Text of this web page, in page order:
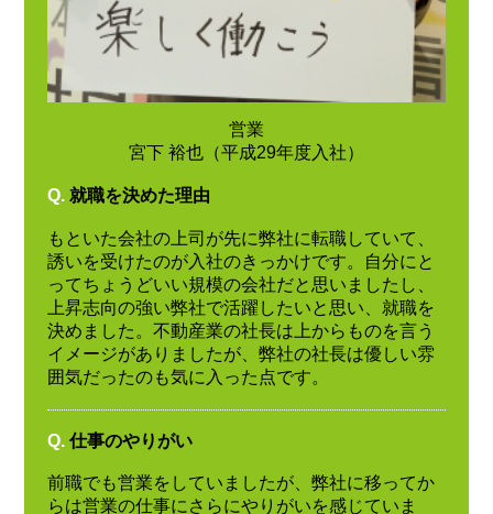
営業
宮下 裕也（平成29年度入社）
Q. 就職を決めた理由
もといた会社の上司が先に弊社に転職していて、
誘いを受けたのが入社のきっかけです。自分にと
ってちょうどいい規模の会社だと思いましたし、
上昇志向の強い弊社で活躍したいと思い、就職を
決めました。不動産業の社長は上からものを言う
イメージがありましたが、弊社の社長は優しい雰
囲気だったのも気に入った点です。
Q. 仕事のやりがい
前職でも営業をしていましたが、弊社に移ってか
らは営業の仕事にさらにやりがいを感じていま